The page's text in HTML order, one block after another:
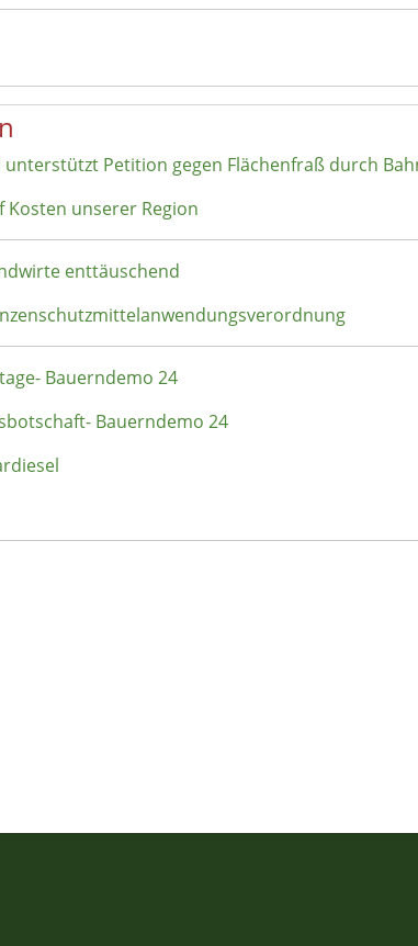
unterstützt Petition gegen Flächenfraß durch
Kosten unserer Region
enttäuschend
Bauerndemo 24
Bauerndemo 24